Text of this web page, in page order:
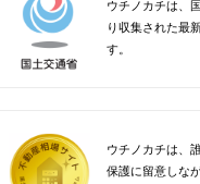
ウチノカチは、
り収集された最
す。
ウチノカチは、
保護に留意しな